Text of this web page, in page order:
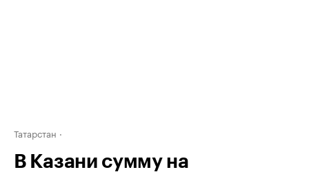
Татарстан
В Казани сумму на